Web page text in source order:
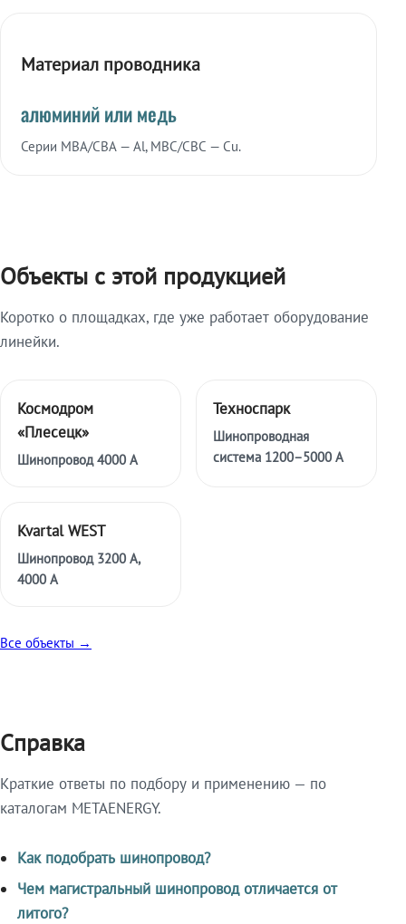
Материал проводника
алюминий или медь
Серии МВА/СВА — Al, МВС/СВС — Cu.
Объекты с этой продукцией
Коротко о площадках, где уже работает оборудование
линейки.
Космодром
«Плесецк»
Шинопровод 4000 А
Техноспарк
Шинопроводная
система 1200–5000 А
Kvartal WEST
Шинопровод 3200 А,
4000 А
Все объекты →
Справка
Краткие ответы по подбору и применению — по
каталогам METAENERGY.
Как подобрать шинопровод?
Чем магистральный шинопровод отличается от
литого?